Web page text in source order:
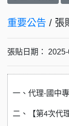
重要公告 / 張
張貼日期：
一、 代理-國中
二 、【第4次代